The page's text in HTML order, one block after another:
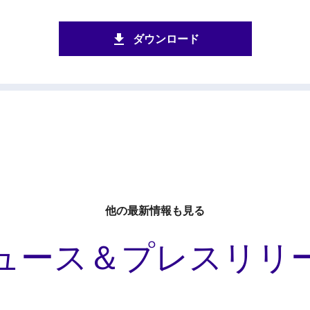
ダウンロード
他の最新情報も見る
ース＆プレスリリ